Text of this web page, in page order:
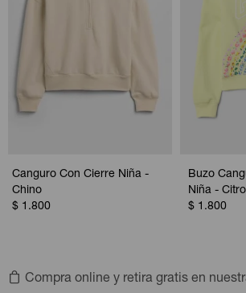
Canguro Con Cierre Niña -
Chino
$ 1.800
Buzo
Niña -
$ 1.800
Compra online y retira gratis en